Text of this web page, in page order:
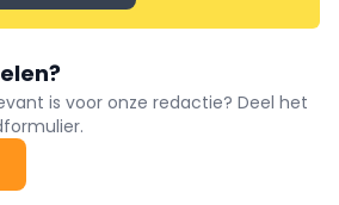
is voor onze redactie? Deel het